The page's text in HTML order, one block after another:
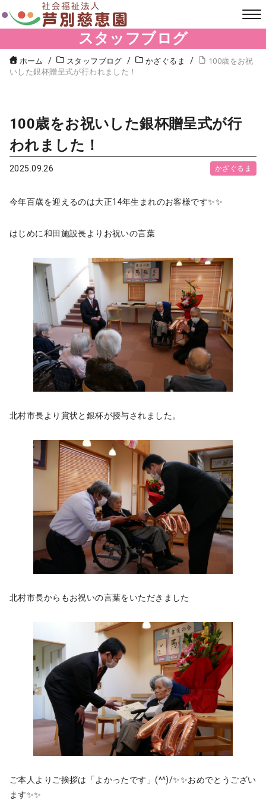
スタッフブログ
ホーム スタッフブログ かざぐるま
100歳をお祝
いした銀杯贈呈式が行われました！
100歳をお祝いした銀杯贈呈式が行
われました！
2025.09.26 かざぐるま
今年百歳を迎えるのは大正14年生まれのお客様です✨✨
はじめに和田施設長よりお祝いの言葉
北村市長より賞状と銀杯が授与されました。
北村市長からもお祝いの言葉をいただきました
ご本人よりご挨拶は「よかったです」(^^)/✨✨おめでとうござい
ます✨✨